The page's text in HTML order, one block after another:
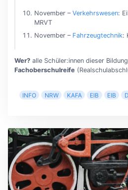
November – Verkehrswesen:
MRVT
November – Fahrzeugtechnik:
Wer?alle Schüler:innen dieser
Fachoberschulreife
INFO NRW KAFA EIB EIB